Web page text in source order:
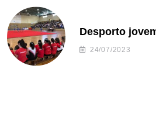
Desporto
24/07/2023